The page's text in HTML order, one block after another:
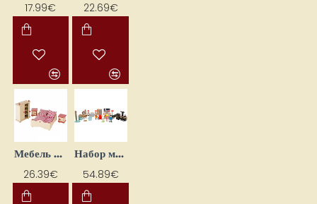
17.99€ 22.69€
Мебель для кукол "Спальня" (9 шт.)
26.39€
Набор мебели для кукольного дома "Moderns"
54.89€